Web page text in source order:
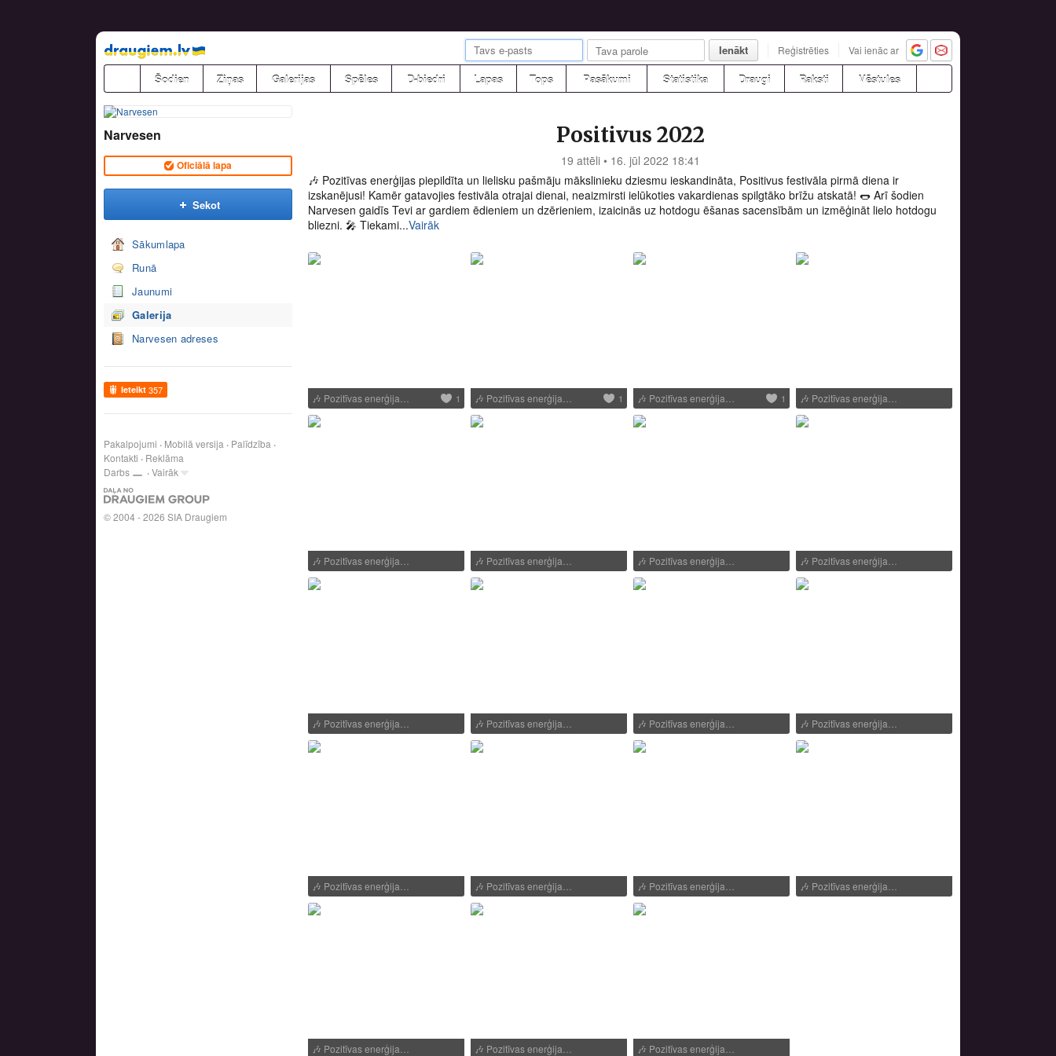
Pāriet
uz
saturu
Ienākt Reģistrēties Vai ienāc ar
Šodien Ziņas Galerijas Spēles D-biedri Lapas Tops Pasākumi Statistika Draugi Raksti Vēstules
Narvesen
Oficiālā lapa
Sekot
Sākumlapa
Runā
Jaunumi
Galerija
Narvesen adreses
Ieteikt 357
Pakalpojumi Mobilā versija
Palīdzība
Kontakti
Reklāma
Darbs
Vairāk
© 2004 - 2026 SIA Draugiem
Positivus 2022
19 attēli • 16. jūl 2022 18:41
🎶 Pozitīvas enerģijas piepildīta un lielisku pašmāju mākslinieku dziesmu ieskandināta, Positivus festivāla pirmā diena ir
izskanējusi! Kamēr gatavojies festivāla otrajai dienai, neaizmirsti ielūkoties vakardienas spilgtāko brīžu atskatā! 🌭 Arī šodien
Narvesen gaidīs Tevi ar gardiem ēdieniem un dzērieniem, izaicinās uz hotdogu ēšanas sacensībām un izmēģināt lielo hotdogu
bliezni. 🎤 Tiekami...Vairāk
🎶 Pozitīvas enerģija… 1 🎶 Pozitīvas enerģija… 1 🎶 Pozitīvas enerģija… 1 🎶 Pozitīvas enerģija…
🎶 Pozitīvas enerģija… 🎶 Pozitīvas enerģija… 🎶 Pozitīvas enerģija… 🎶 Pozitīvas enerģija…
🎶 Pozitīvas enerģija… 🎶 Pozitīvas enerģija… 🎶 Pozitīvas enerģija… 🎶 Pozitīvas enerģija…
🎶 Pozitīvas enerģija… 🎶 Pozitīvas enerģija… 🎶 Pozitīvas enerģija… 🎶 Pozitīvas enerģija…
🎶 Pozitīvas enerģija… 🎶 Pozitīvas enerģija… 🎶 Pozitīvas enerģija…